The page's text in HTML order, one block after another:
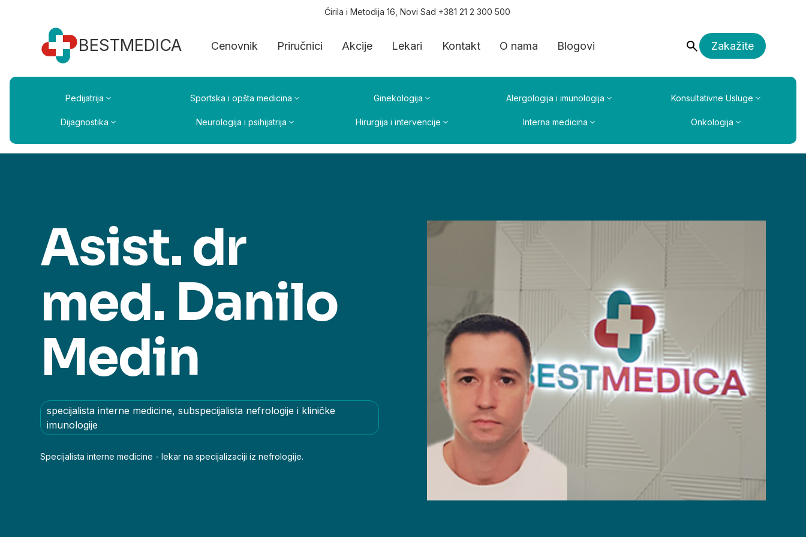
Ćirila i Metodija 16, Novi Sad +381 21 2 300 500
BESTMEDICA Cenovnik Priručnici Akcije Lekari Kontakt O nama Blogovi Zakažite
Pedijatrija Sportska i opšta medicina Ginekologija Alergologija i imunologija Konsultativne Usluge
Dijagnostika Neurologija i psihijatrija Hirurgija i intervencije Interna medicina Onkologija
Asist. dr
med. Danilo
Medin
specijalista interne medicine, subspecijalista nefrologije i kliničke
imunologije
Specijalista interne medicine - lekar na specijalizaciji iz nefrologije.